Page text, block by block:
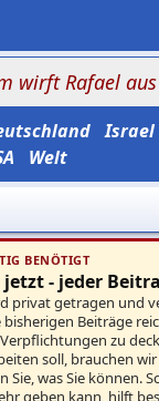
aus dem
Israel
Welt
BENÖTIGT
- jeder
privat getragen und
bisherigen Beiträge
zu
soll, brauchen
Sie, was Sie können.